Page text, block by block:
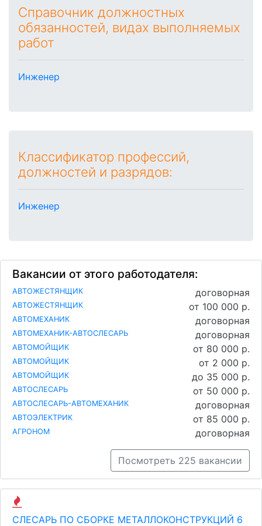
Справочник должностных
обязанностей, видах выполняемых
работ
Инженер
Классификатор профессий,
должностей и разрядов:
Инженер
Вакансии от этого работодателя:
АВТОЖЕСТЯНЩИК договорная
АВТОЖЕСТЯНЩИК от 100 000 р.
АВТОМЕХАНИК договорная
АВТОМЕХАНИК-АВТОСЛЕСАРЬ договорная
АВТОМОЙЩИК от 80 000 р.
АВТОМОЙЩИК от 2 000 р.
АВТОМОЙЩИК до 35 000 р.
АВТОСЛЕСАРЬ от 50 000 р.
АВТОСЛЕСАРЬ-АВТОМЕХАНИК договорная
АВТОЭЛЕКТРИК от 85 000 р.
АГРОНОМ договорная
Посмотреть 225 вакансии
СЛЕСАРЬ ПО СБОРКЕ МЕТАЛЛОКОНСТРУКЦИЙ 6